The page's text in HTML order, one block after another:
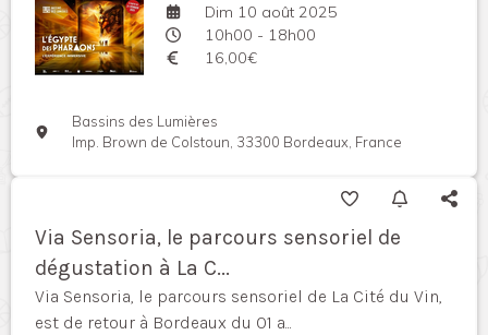
Dim 10 août 2025
10h00 - 18h00
16,00€
Bassins des Lumières
Imp. Brown de Colstoun, 33300 Bordeaux, France
Via Sensoria, le parcours sensoriel de
dégustation à La C...
Via Sensoria, le parcours sensoriel de La Cité du Vin,
est de retour à Bordeaux du 01 a...